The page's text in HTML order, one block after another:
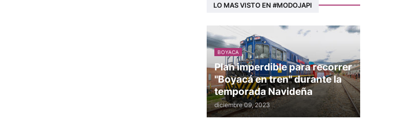
LO MAS VISTO EN #MODOJAPI
BOYACA
Plan imperdible para recorrer
"Boyacá en tren" durante la
temporada Navideña
diciembre 09, 2023